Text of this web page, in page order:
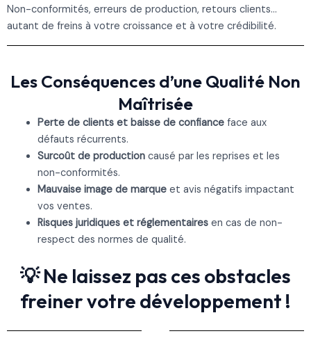
Non-conformités, erreurs de production, retours clients…
autant de freins à votre croissance et à votre crédibilité.
Les Conséquences d’une Qualité Non
Maîtrisée
Perte de clients et baisse de confianceface aux
défauts récurrents.
Surcoût de productioncausé par les reprises et les
non-conformités.
Mauvaise image de marqueet avis négatifs impactant
vos ventes.
Risques juridiques et réglementairesen cas de non-
respect des normes de qualité.
Ne laissez pas ces obstacles
freiner votre développement !